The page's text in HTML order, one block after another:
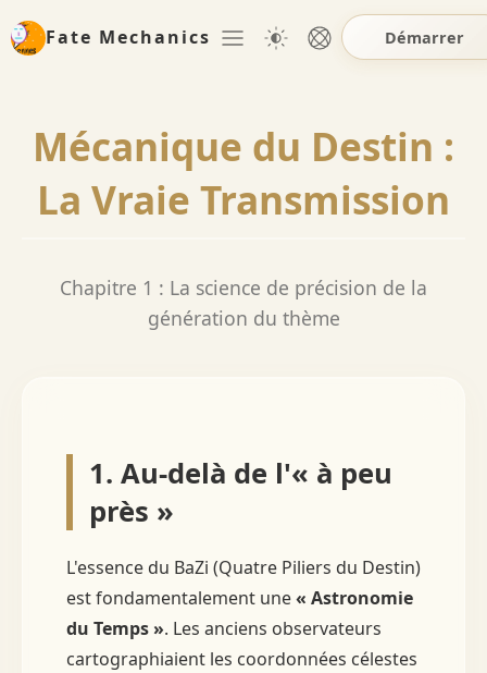
Fate Mechanics Démarrer
Mécanique du Destin :
La Vraie Transmission
Chapitre 1 : La science de précision de la
génération du thème
1. Au-delà de l'« à peu
près »
L'essence du BaZi (Quatre Piliers du Destin)
est fondamentalement une« Astronomie
du Temps ». Les anciens observateurs
cartographiaient les coordonnées célestes